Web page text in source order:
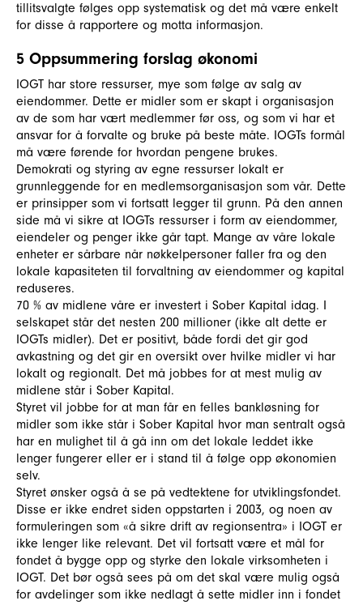
tillitsvalgte følges opp systematisk og det må være enkelt
for disse å rapportere og motta informasjon.
5 Oppsummering forslag økonomi
IOGT har store ressurser, mye som følge av salg av
eiendommer. Dette er midler som er skapt i organisasjon
av de som har vært medlemmer før oss, og som vi har et
ansvar for å forvalte og bruke på beste måte. IOGTs formål
må være førende for hvordan pengene brukes.
Demokrati og styring av egne ressurser lokalt er
grunnleggende for en medlemsorganisasjon som vår. Dette
er prinsipper som vi fortsatt legger til grunn. På den annen
side må vi sikre at IOGTs ressurser i form av eiendommer,
eiendeler og penger ikke går tapt. Mange av våre lokale
enheter er sårbare når nøkkelpersoner faller fra og den
lokale kapasiteten til forvaltning av eiendommer og kapital
reduseres.
70 % av midlene våre er investert i Sober Kapital idag. I
selskapet står det nesten 200 millioner (ikke alt dette er
IOGTs midler). Det er positivt, både fordi det gir god
avkastning og det gir en oversikt over hvilke midler vi har
lokalt og regionalt. Det må jobbes for at mest mulig av
midlene står i Sober Kapital.
Styret vil jobbe for at man får en felles bankløsning for
midler som ikke står i Sober Kapital hvor man sentralt også
har en mulighet til å gå inn om det lokale leddet ikke
lenger fungerer eller er i stand til å følge opp økonomien
selv.
Styret ønsker også å se på vedtektene for utviklingsfondet.
Disse er ikke endret siden oppstarten i 2003, og noen av
formuleringen som «å sikre drift av regionsentra» i IOGT er
ikke lenger like relevant. Det vil fortsatt være et mål for
fondet å bygge opp og styrke den lokale virksomheten i
IOGT. Det bør også sees på om det skal være mulig også
for avdelinger som ikke nedlagt å sette midler inn i fondet